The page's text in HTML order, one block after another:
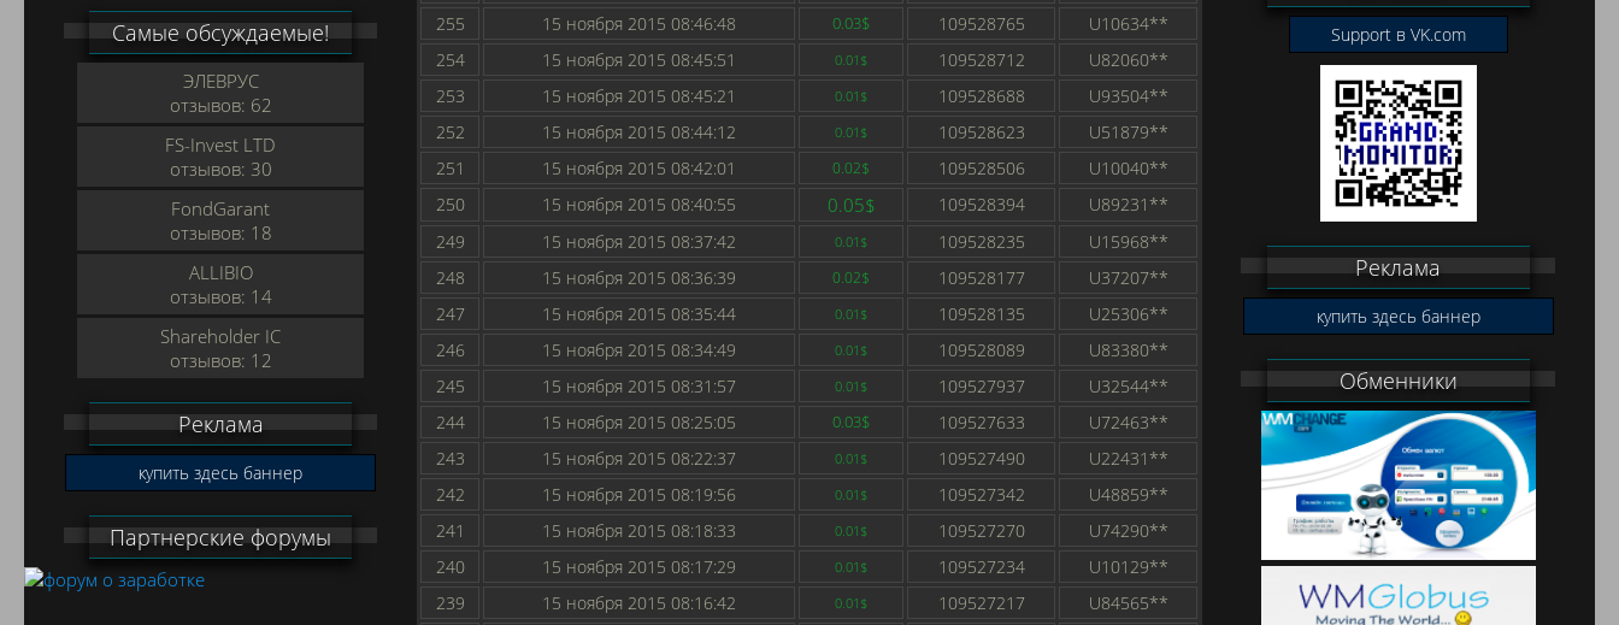
Самые обсуждаемые!
ЭЛЕВРУС
отзывов: 62
FS-Invest LTD
отзывов: 30
FondGarant
отзывов: 18
ALLIBIO
отзывов: 14
Shareholder IC
отзывов: 12
Реклама
купить здесь баннер
Партнерские форумы
255
15 ноября 2015 08:46:48 0.03$ 109528765
U10634**
254
15 ноября 2015 08:45:51 0.01$ 109528712
U82060**
253
15 ноября 2015 08:45:21 0.01$ 109528688
U93504**
252
15 ноября 2015 08:44:12 0.01$ 109528623
U51879**
251
15 ноября 2015 08:42:01 0.02$ 109528506
U10040**
250
15 ноября 2015 08:40:55 0.05$ 109528394
U89231**
249
15 ноября 2015 08:37:42 0.01$ 109528235
U15968**
248
15 ноября 2015 08:36:39 0.02$ 109528177
U37207**
247
15 ноября 2015 08:35:44 0.01$ 109528135
U25306**
246
15 ноября 2015 08:34:49 0.01$ 109528089
U83380**
245
15 ноября 2015 08:31:57 0.01$ 109527937
U32544**
244
15 ноября 2015 08:25:05 0.03$ 109527633
U72463**
243
15 ноября 2015 08:22:37 0.01$ 109527490
U22431**
242
15 ноября 2015 08:19:56 0.01$ 109527342
U48859**
241
15 ноября 2015 08:18:33 0.01$ 109527270
U74290**
240
15 ноября 2015 08:17:29 0.01$ 109527234
U10129**
239
15 ноября 2015 08:16:42 0.01$ 109527217
U84565**
Support в VK.com
Реклама
купить здесь баннер
Обменники